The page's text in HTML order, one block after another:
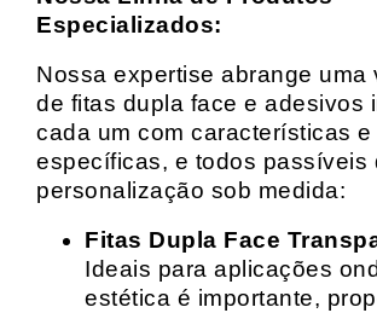
Especializados:
Nossa expertise abrange uma
de fitas dupla face e adesivos
cada um com características
específicas, e todos passíveis
personalização sob medida:
Fitas Dupla Face
Ideais para aplicações
estética é importante,